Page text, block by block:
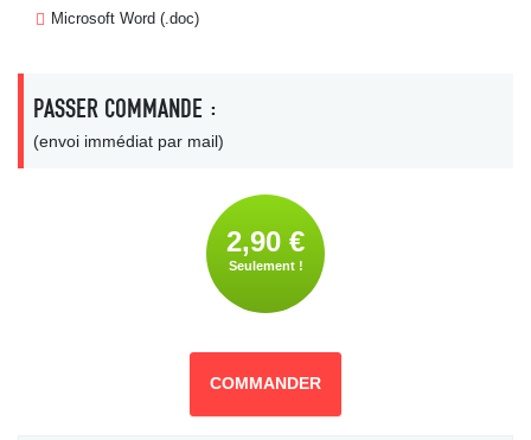
Microsoft Word (.doc)
PASSER COMMANDE :
(envoi immédiat par mail)
2,90 €
Seulement !
COMMANDER